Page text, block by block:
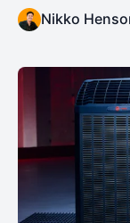
Nikko